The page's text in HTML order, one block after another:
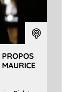
PROPOS